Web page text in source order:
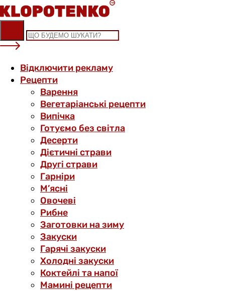
Skip
to
content
Відключити рекламу
Рецепти
Варення
Вегетаріанські рецепти
Випічка
Готуємо без світла
Десерти
Дієтичні страви
Другі страви
Гарніри
М’ясні
Овочеві
Рибне
Заготовки на зиму
Закуски
Гарячі закуски
Холодні закуски
Коктейлі та напої
Мамині рецепти